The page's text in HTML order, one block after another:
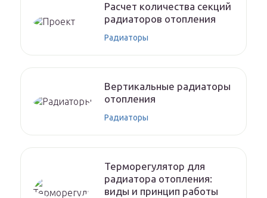
Расчет количества секций
радиаторов отопления
Радиаторы
Вертикальные радиаторы
отопления
Радиаторы
Терморегулятор для
радиатора отопления:
виды и принцип работы